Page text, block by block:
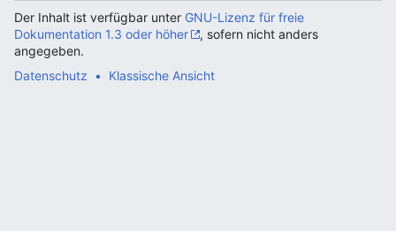
Der Inhalt ist verfügbar unter GNU-Lizenz für freie
Dokumentation 1.3 oder höher
, sofern nicht anders
angegeben.
Datenschutz
Klassische Ansicht